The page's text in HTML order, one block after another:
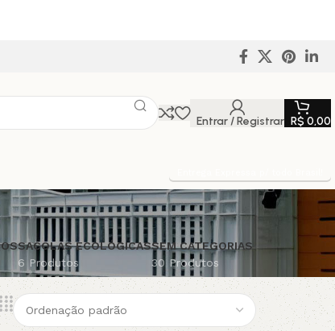
Entrar / Registrar R$ 0,00
SACOLAS ECOLÓGICAS
6 Produtos
SEM CATEGORIAS
30 Produtos